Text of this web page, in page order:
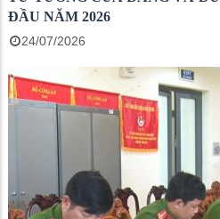
ĐẦU NĂM 2026
24/07/2026